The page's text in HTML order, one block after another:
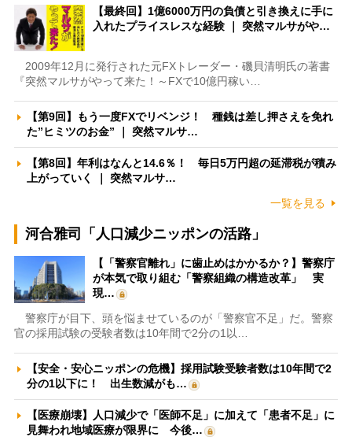
【最終回】1億6000万円の負債と引き換えに手に
入れたプライスレスな経験 ｜ 突然マルサがや…
2009年12月に発行された元FXトレーダー・磯貝清明氏の著書
『突然マルサがやって来た！～FXで10億円稼い…
【第9回】もう一度FXでリベンジ！ 種銭は差し押さえを免れ
た”ヒミツのお金” ｜ 突然マルサ…
【第8回】年利はなんと14.6％！ 毎日5万円超の延滞税が積み
上がっていく ｜ 突然マルサ…
一覧を見る
河合雅司「人口減少ニッポンの活路」
【「警察官離れ」に歯止めはかかるか？】警察庁
が本気で取り組む「警察組織の構造改革」 実
現…
警察庁が目下、頭を悩ませているのが「警察官不足」だ。警察
官の採用試験の受験者数は10年間で2分の1以…
【安全・安心ニッポンの危機】採用試験受験者数は10年間で2
分の1以下に！ 出生数減がも…
【医療崩壊】人口減少で「医師不足」に加えて「患者不足」に
見舞われ地域医療が限界に 今後…